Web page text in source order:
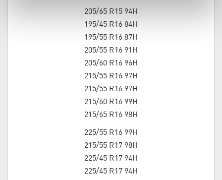
205/65 R15 94H
195/45 R16 84H
195/55 R16 87H
205/55 R16 91H
205/60 R16 96H
215/55 R16 97H
215/55 R16 97H
215/60 R16 99H
215/65 R16 98H
225/55 R16 99H
215/55 R17 98H
225/45 R17 94H
225/45 R17 94H